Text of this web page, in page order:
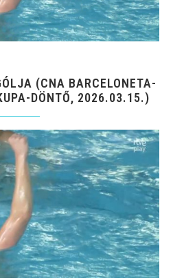
(CNA BARCELONETA-
DÖNTŐ, 2026.03.15.)